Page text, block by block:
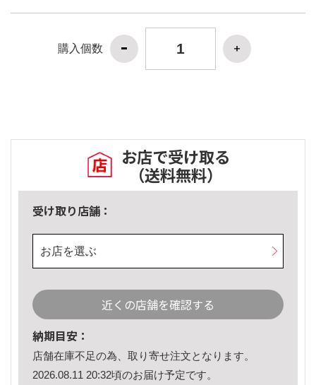
購入個数
お店で受け取る
（送料無料）
受け取り店舗：
お店を選ぶ
近くの店舗を確認する
納期目安：
店舗在庫不足の為、取り寄せ注文となります。
2026.08.11 20:32頃のお届け予定です。